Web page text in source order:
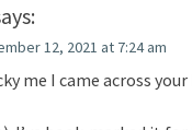
12, 2021 at 7:24 am
me I came across